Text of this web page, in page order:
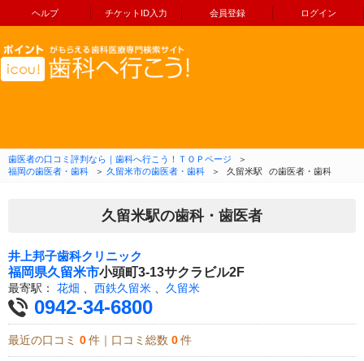
ヘルプ チケットID入力 会員登録 ログイン
コンテンツへ移動
歯医者の口コミ評判なら｜歯科へ行こう！ＴＯＰページ
＞
福岡の歯医者・歯科
＞ 久留米市の歯医者・歯科 ＞ 久留米駅 の歯医者・歯科
久留米駅の歯科・歯医者
井上邦子歯科クリニック
福岡県久留米市小頭町3-13サクラビル2F
最寄駅： 花畑 西鉄久留米 久留米
0942-34-6800
最近の口コミ 0 件｜口コミ総数 0 件